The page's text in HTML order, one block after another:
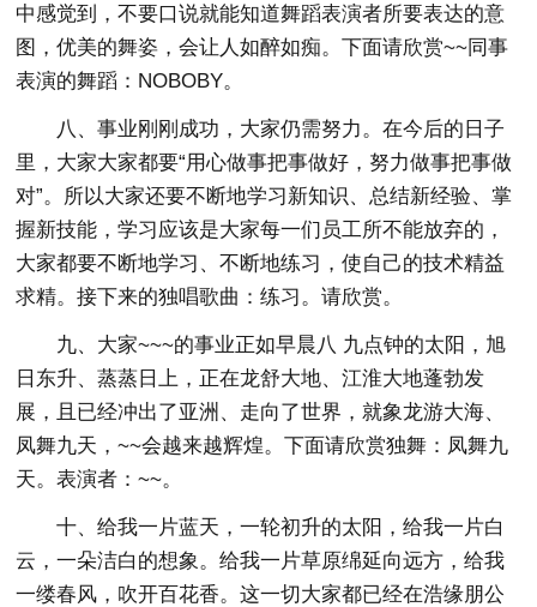
中感觉到，不要口说就能知道舞蹈表演者所要表达的意
图，优美的舞姿，会让人如醉如痴。下面请欣赏~~同事
表演的舞蹈：NOBOBY。
八、事业刚刚成功，大家仍需努力。在今后的日子
里，大家大家都要“用心做事把事做好，努力做事把事做
对”。所以大家还要不断地学习新知识、总结新经验、掌
握新技能，学习应该是大家每一们员工所不能放弃的，
大家都要不断地学习、不断地练习，使自己的技术精益
求精。接下来的独唱歌曲：练习。请欣赏。
九、大家~~~的事业正如早晨八 九点钟的太阳，旭
日东升、蒸蒸日上，正在龙舒大地、江淮大地蓬勃发
展，且已经冲出了亚洲、走向了世界，就象龙游大海、
凤舞九天，~~会越来越辉煌。下面请欣赏独舞：凤舞九
天。表演者：~~。
十、给我一片蓝天，一轮初升的太阳，给我一片白
云，一朵洁白的想象。给我一片草原绵延向远方，给我
一缕春风，吹开百花香。这一切大家都已经在浩缘朋公